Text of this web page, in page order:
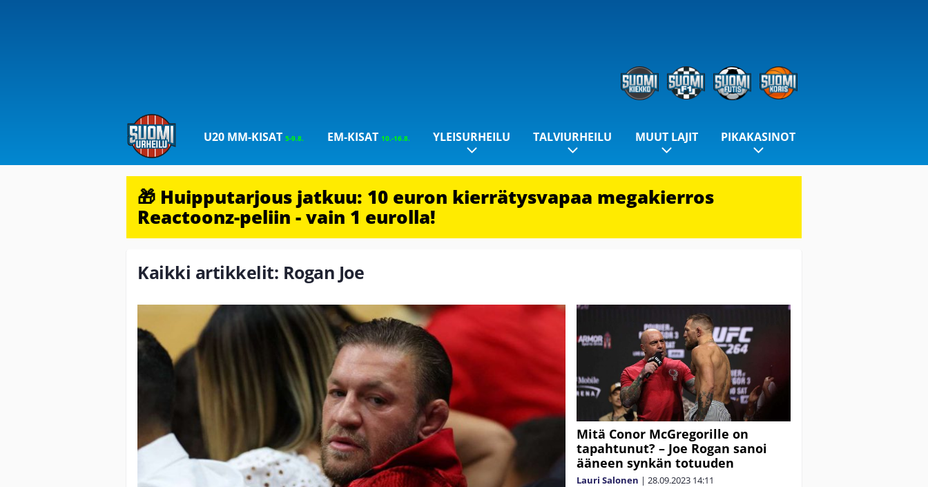
U20 MM-KISAT5-9.8. EM-KISAT 10.-16.8. YLEISURHEILU TALVIURHEILU MUUT LAJIT PIKAKASINOT
🎁 Huipputarjous jatkuu: 10 euron kierrätysvapaa megakierros
Reactoonz-peliin - vain 1 eurolla!
Kaikki artikkelit: Rogan Joe
Mitä Conor McGregorille on
tapahtunut? – Joe Rogan sanoi
ääneen synkän totuuden
Lauri Salonen | 28.09.2023 14:11